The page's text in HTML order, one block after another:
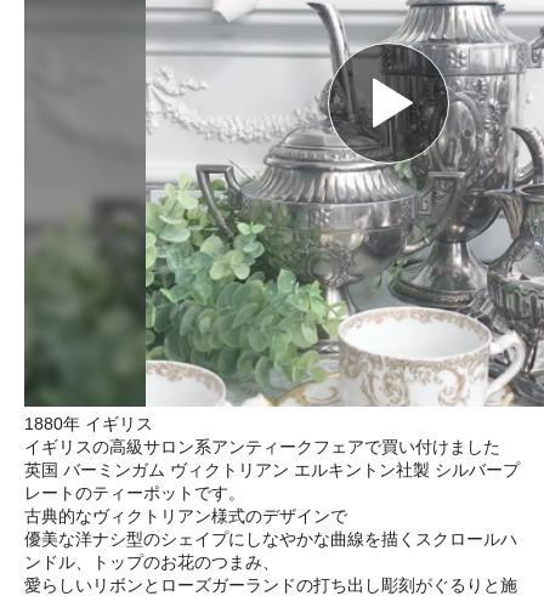
1880年 イギリス
イギリスの高級サロン系アンティークフェアで買い付けました
英国 バーミンガム ヴィクトリアン エルキントン社製 シルバープ
レートのティーポットです。
古典的なヴィクトリアン様式のデザインで
優美な洋ナシ型のシェイプにしなやかな曲線を描くスクロールハ
ンドル、トップのお花のつまみ、
愛らしいリボンとローズガーランドの打ち出し彫刻がぐるりと施